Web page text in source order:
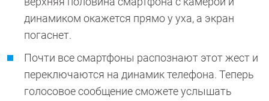
динамиком окажется прямо у уха, а экран
погаснет.
Почти все смартфоны распознают этот жест и
переключаются на динамик телефона. Теперь
голосовое сообщение сможете услышать